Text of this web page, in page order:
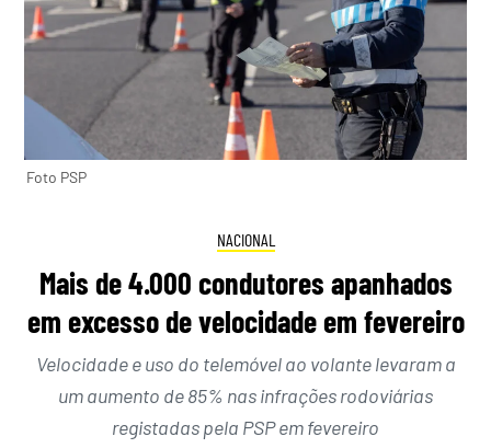
Foto PSP
NACIONAL
Mais de 4.000 condutores apanhados
em excesso de velocidade em fevereiro
Velocidade e uso do telemóvel ao volante levaram a
um aumento de 85% nas infrações rodoviárias
registadas pela PSP em fevereiro